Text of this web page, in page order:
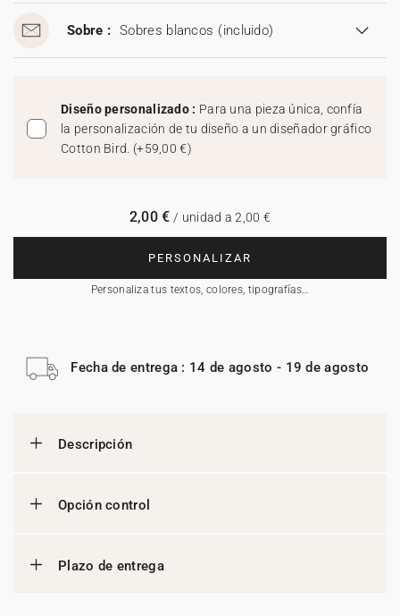
Sobre : Sobres blancos (incluido)
Diseño personalizado : Para una pieza única, confía
la personalización de tu diseño a un diseñador gráfico
Cotton Bird. (+59,00 €)
PERSONALIZAR
Personaliza tus textos, colores, tipografías…
2,00 € / unidad a 2,00 €
Fecha de entrega : 14 de agosto - 19 de agosto
Descripción
Opción control
Plazo de entrega